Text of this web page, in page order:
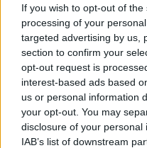
If you wish to opt-out of
processing of your
targeted advertising by us,
section to confirm your
opt-out request is
interest-based ads based
us or personal information
your opt-out. You may
disclosure of your
IAB’s list of downstream
malacfül
5 izgalmas
városban,
kapni